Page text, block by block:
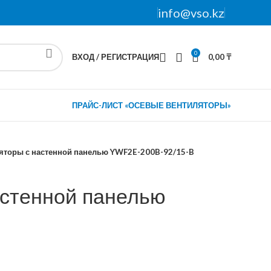
info@vso.kz
ВХОД / РЕГИСТРАЦИЯ 0 0,00₸
ПРАЙС-ЛИСТ «ОСЕВЫЕ ВЕНТИЛЯТОРЫ»
с настенной панелью YWF2E-200B-92/15-B
панелью